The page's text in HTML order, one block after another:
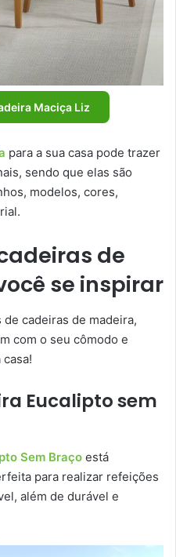
Maciça Liz
para a sua casa pode trazer
sendo que elas são
modelos, cores,
de
se inspirar
cadeiras de madeira,
com o seu cômodo e
Eucalipto sem
Sem Braço está
para realizar refeições
além de durável e